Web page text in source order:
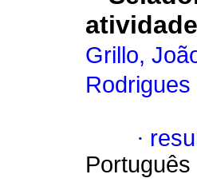
Grillo,
·
Português